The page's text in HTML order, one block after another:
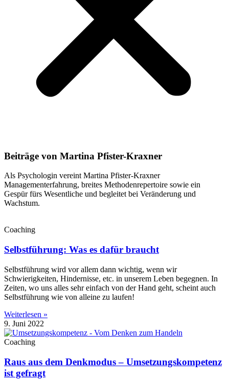
Beiträge von Martina Pfister-Kraxner
Als Psychologin vereint Martina Pfister-Kraxner
Managementerfahrung, breites Methodenrepertoire sowie ein
Gespür fürs Wesentliche und begleitet bei Veränderung und
Wachstum.
Coaching
Selbstführung: Was es dafür braucht
Selbstführung wird vor allem dann wichtig, wenn wir
Schwierigkeiten, Hindernisse, etc. in unserem Leben begegnen. In
Zeiten, wo uns alles sehr einfach von der Hand geht, scheint auch
Selbstführung wie von alleine zu laufen!
Weiterlesen »
9. Juni 2022
Coaching
Raus aus dem Denkmodus – Umsetzungskompetenz
ist gefragt